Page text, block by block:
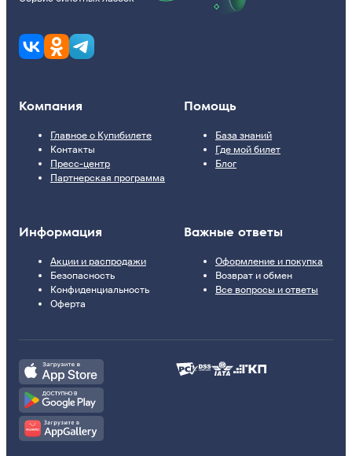
Компания
Главное о Купибилете
Контакты
Пресс-центр
Партнерская программа
Помощь
База знаний
Где мой билет
Блог
Информация
Акции и распродажи
Безопасность
Конфиденциальность
Оферта
Важные ответы
Оформление и покупка
Возврат и обмен
Все вопросы и ответы